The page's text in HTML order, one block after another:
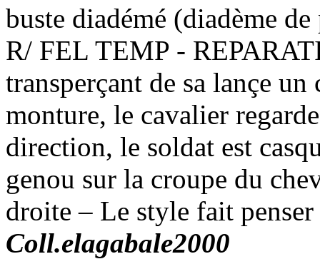
buste diadémé (diadème
R/ FEL TEMP -
transperçant de sa lançe
monture, le cavalier
direction, le soldat est
genou sur la croupe du
droite – Le style fait
Coll.elagabale2000